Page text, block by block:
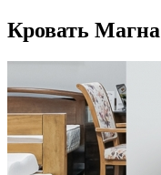
Кровать Магна